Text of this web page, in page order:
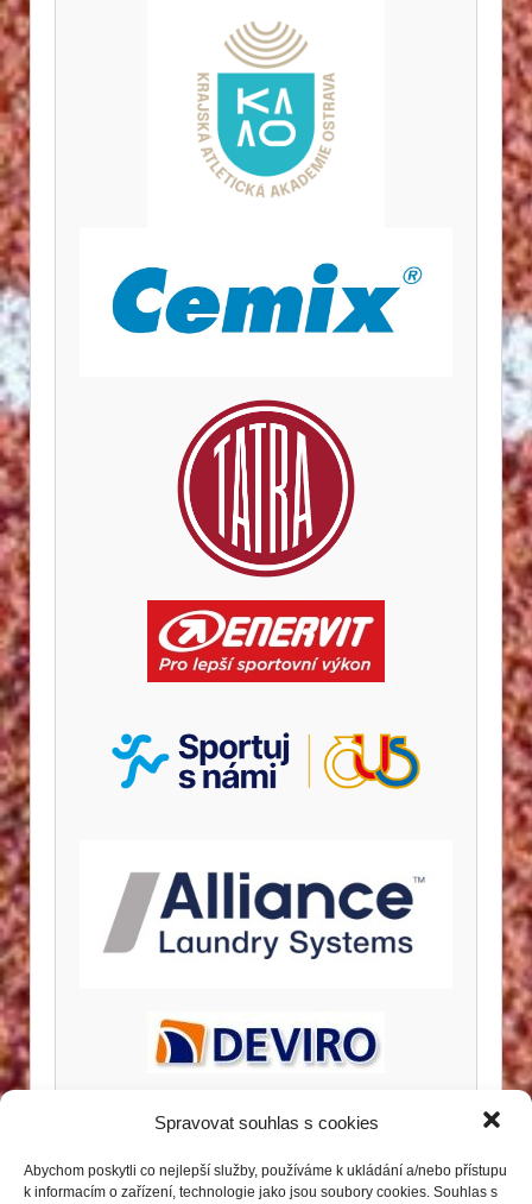
Spravovat souhlas s cookies
Abychom poskytli co nejlepší služby, používáme k ukládání a/nebo přístupu
k informacím o zařízení, technologie jako jsou soubory cookies. Souhlas s